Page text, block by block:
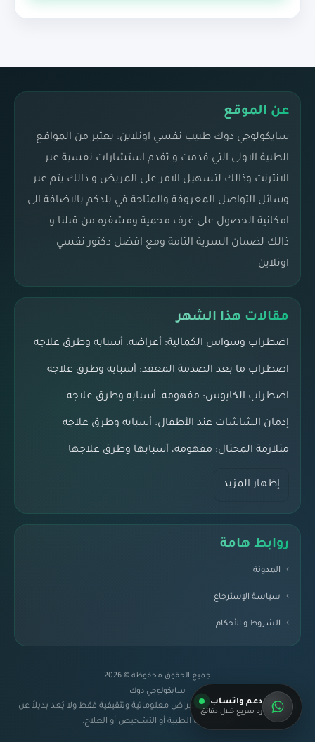
عن الموقع
سايكولوجي دوك طبيب نفسي اونلاين: يعتبر من المواقع
الطبية الاولى التي قدمت و تقدم استشارات نفسية عبر
الانترنت وذالك لتسهيل الامر على المريض و ذالك يتم عبر
وسائل التواصل المعروفة والمتاحة في بلدكم بالاضافة الى
امكانية الحصول على غرف محمية ومشفره من قبلنا و
ذالك لضمان السرية التامة ومع افضل دكتور نفسي
اونلاين
مقالات هذا الشهر
اضطراب وسواس الكمالية: أعراضه، أسبابه وطرق علاجه
اضطراب ما بعد الصدمة المعقد: أسبابه وطرق علاجه
اضطراب الكابوس: مفهومه، أسبابه وطرق علاجه
إدمان الشاشات عند الأطفال: أسبابه وطرق علاجه
متلازمة المحتال: مفهومه، أسبابها وطرق علاجها
إظهار المزيد
روابط هامة
المدونة
سياسة الإسترجاع
الشروط و الأحكام
جميع الحقوق محفوظة © 2026
سايكولوجي دوك
إخلاء مسؤولية:المحتوى لأغراض معلوماتية وتثقيفية فقط ولا يُعد بديلاً عن
الاستشارة الطبية أو التشخيص أو العلاج.
دعم واتساب
رد سريع خلال دقائق